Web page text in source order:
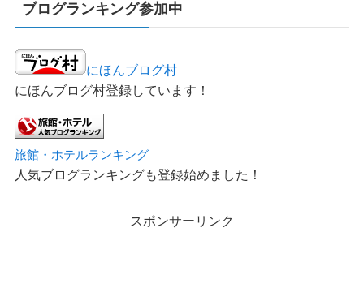
ブログランキング参加中
にほんブログ村
にほんブログ村登録しています！
旅館・ホテルランキング
人気ブログランキングも登録始めました！
スポンサーリンク